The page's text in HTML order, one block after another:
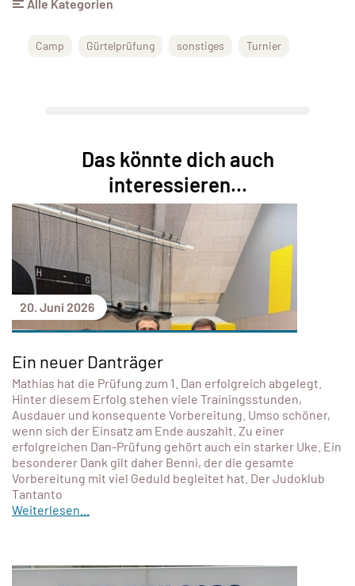
Alle Kategorien
Camp Gürtelprüfung sonstiges Turnier
Das könnte dich auch
interessieren...
20. Juni 2026
Ein neuer Danträger
Mathias hat die Prüfung zum 1. Dan erfolgreich abgelegt.
Hinter diesem Erfolg stehen viele Trainingsstunden,
Ausdauer und konsequente Vorbereitung. Umso schöner,
wenn sich der Einsatz am Ende auszahlt. Zu einer
erfolgreichen Dan-Prüfung gehört auch ein starker Uke. Ein
besonderer Dank gilt daher Benni, der die gesamte
Vorbereitung mit viel Geduld begleitet hat. Der Judoklub
Tantanto
Weiterlesen...